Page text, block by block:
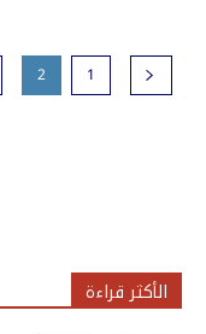
1
2
الأكثر قراءة